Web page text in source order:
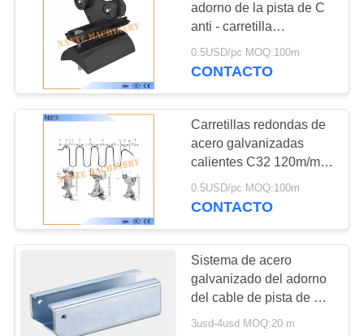
Polipasto eléctrico
de cadena
35
cable eléctrico plano
adorno de la pista de C
anti - carretilla
CCC/ISO/CE del cable
de la explosión
0.5USD/pc MOQ:100m
CONTACTO
Carretillas redondas de
acero galvanizadas
calientes C32 120m/min
del camión del cable C
0.5USD/pc MOQ:100m
CONTACTO
Sistema de acero
galvanizado del adorno
del cable de pista de C
para el cable plano y
3usd-4usd MOQ:20 m